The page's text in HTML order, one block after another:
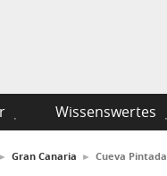
Wissenswertes
► Gran Canaria ► Cueva Pintada